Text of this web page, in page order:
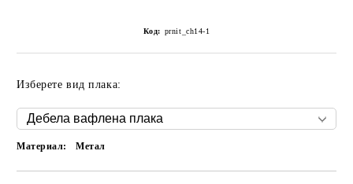
Код: prnit_ch14-1
Изберете вид плака:
Материал: Метал